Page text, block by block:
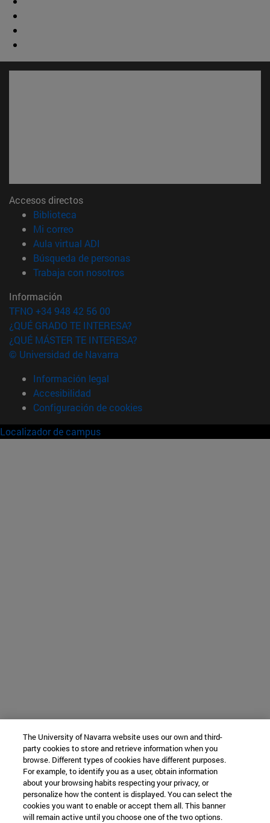
Accesos directos
Biblioteca
Mi correo(abre en nueva ventana)
Aula virtual ADI
Búsqueda de personas(abre en nueva ventana)
Trabaja con nosotros(abre en nueva ventana)
Información
TFNO +34 948 42 56 00
¿QUÉ GRADO TE INTERESA?
¿QUÉ MÁSTER TE INTERESA?
© Universidad de Navarra
Información legal
Accesibilidad
Configuración de cookies
Localizador de campus
The University of Navarra website uses our own and third-
party cookies to store and retrieve information when you
browse. Different types of cookies have different purposes.
For example, to identify you as a user, obtain information
about your browsing habits respecting your privacy, or
personalize how the content is displayed. You can select the
cookies you want to enable or accept them all. This banner
will remain active until you choose one of the two options.